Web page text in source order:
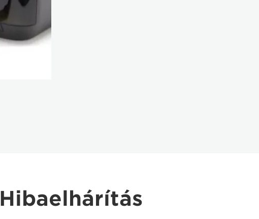
Hibaelhárítás